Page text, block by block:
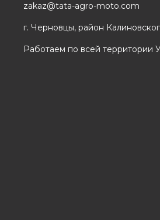
zakaz@tata-agro-moto.com
г. Черновцы, район
Работаем по всей территории